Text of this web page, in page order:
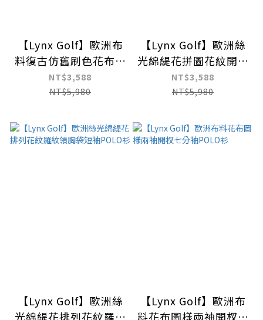
【Lynx Golf】歐洲布
料復古仿舊刷色花布下
擺開杈短袖POLO衫
NT$3,588
NT$5,980
【Lynx Golf】歐洲絲
光綿緹花拼圖花紋開杈
胸袋短袖POLO衫
NT$3,588
NT$5,980
【Lynx Golf】歐洲絲
光綿緹花排列花紋羅紋
【Lynx Golf】歐洲布
料花布圖樣兩袖開杈七